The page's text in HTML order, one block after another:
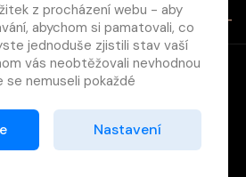
z procházení webu - aby
abychom si pamatovali, co
jednoduše zjistili stav vaší
vás neobtěžovali nevhodnou
se nemuseli pokaždé
souhlas se
cookies
Nastavení